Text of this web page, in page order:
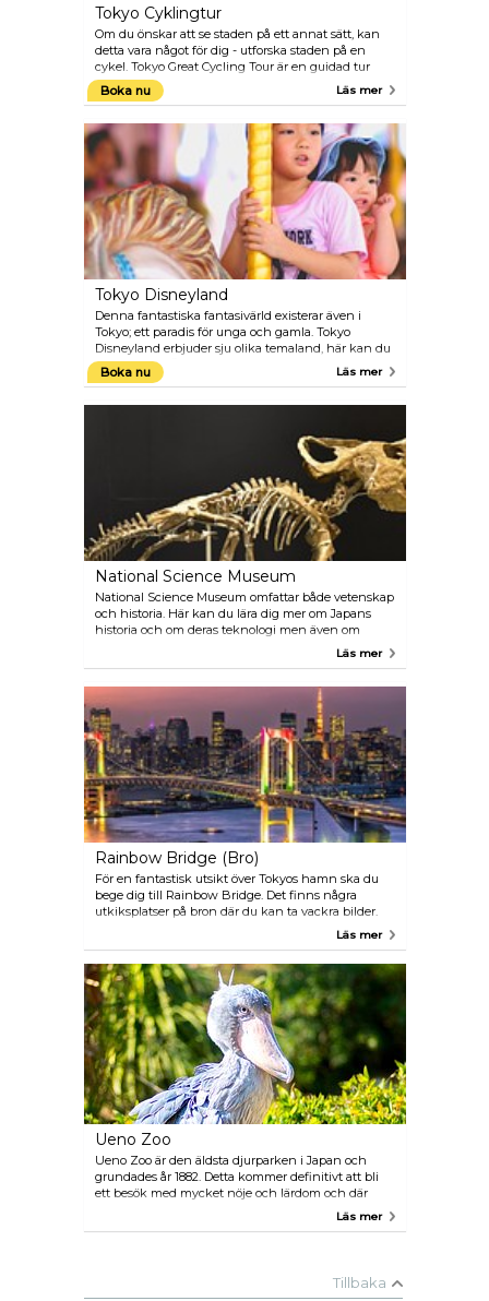
Tokyo Cyklingtur
Om du önskar att se staden på ett annat sätt, kan
detta vara något för dig - utforska staden på en
cykel. Tokyo Great Cycling Tour är en guidad tur
som tar dig till de stora turistattraktionerna i Tokyo.
Detta kommer definitivt att vara ett roligt sätt att se
Boka nu Läs mer
Tokyo Disneyland
Denna fantastiska fantasivärld existerar även i
Tokyo; ett paradis för unga och gamla. Tokyo
Disneyland erbjuder sju olika temaland, här kan du
t.ex. njuta av Äventyrslandet där du kan åka på en
djungelkryssning eller varför inte utforska Western
andra kända Disney figurer. Men det tar inte slut
här, det finns ett ytterligare område som kallas för
Tokyo DisneySea som ligger i Tokyo Disney Resort.
Även här erbjuds det sju temaområden med massor
av spännande aktiviteter för alla åldrar.
Boka nu Läs mer
National Science Museum
National Science Museum omfattar både vetenskap
och historia. Här kan du lära dig mer om Japans
historia och om deras teknologi men även om
jordens historia. Dinosaurieutställningen är speciellt
Läs mer
Rainbow Bridge (Bro)
För en fantastisk utsikt över Tokyos hamn ska du
bege dig till Rainbow Bridge. Det finns några
utkiksplatser på bron där du kan ta vackra bilder.
Under nattetid lyser bron upp med färgglada
kameran!
Läs mer
Ueno Zoo
Ueno Zoo är den äldsta djurparken i Japan och
grundades år 1882. Detta kommer definitivt att bli
ett besök med mycket nöje och lärdom och där
Läs mer
Tillbaka